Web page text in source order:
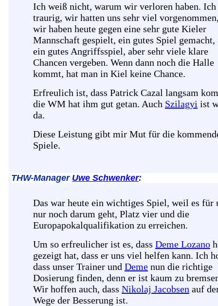
Ich weiß nicht, warum wir verloren haben.
traurig, wir hatten uns sehr viel
wir haben heute gegen eine sehr gute Kieler
Mannschaft gespielt, ein gutes Spiel gemacht,
ein gutes Angriffsspiel, aber sehr viele klare
Chancen vergeben. Wenn dann noch die Halle
kommt, hat man in Kiel keine Chance.
Erfreulich ist, dass Patrick Cazal langsam
die WM hat ihm gut getan. Auch Szilagyi ist
da.
Diese Leistung gibt mir Mut für die
Spiele.
THW-Manager Uwe Schwenker:
Das war heute ein wichtiges Spiel, weil es für
nur noch darum geht, Platz vier und die
Europapokalqualifikation zu erreichen.
Um so erfreulicher ist es, dass Deme Lozano
gezeigt hat, dass er uns viel helfen kann. Ich
dass unser Trainer und Deme nun die richtige
Dosierung finden, denn er ist kaum zu
Wir hoffen auch, dass Nikolaj Jacobsen auf
Wege der Besserung ist.